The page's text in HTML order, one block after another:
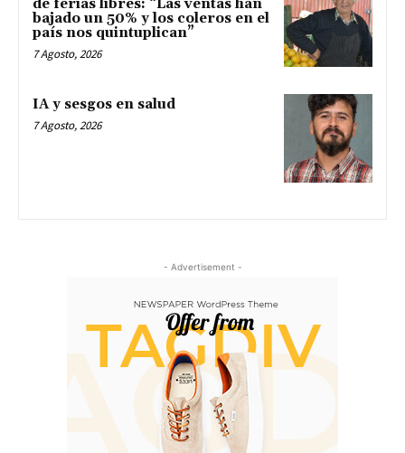
de ferias libres: “Las ventas han
bajado un 50% y los coleros en el
país nos quintuplican”
7 Agosto, 2026
IA y sesgos en salud
7 Agosto, 2026
- Advertisement -